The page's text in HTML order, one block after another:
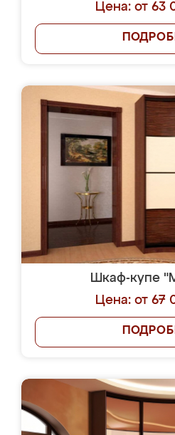
Цена: от 63
Шкаф-купе
Цена: от 67